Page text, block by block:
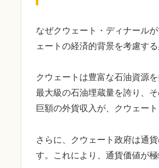
なぜクウェート・ディナール
ェートの経済的背景を考慮する
クウェートは豊富な石油資源
最大級の石油埋蔵量を誇り、
巨額の外貨収入が、クウェー
さらに、クウェート政府は通
す。これにより、通貨価値が